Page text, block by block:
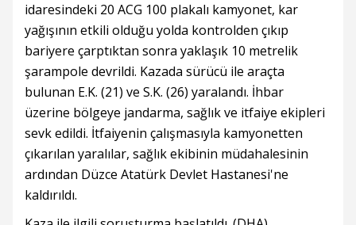
idaresindeki 20 ACG 100 plakalı kamyonet, kar
yağışının etkili olduğu yolda kontrolden çıkıp
bariyere çarptıktan sonra yaklaşık 10 metrelik
şarampole devrildi. Kazada sürücü ile araçta
bulunan E.K. (21) ve S.K. (26) yaralandı. İhbar
üzerine bölgeye jandarma, sağlık ve itfaiye ekipleri
sevk edildi. İtfaiyenin çalışmasıyla kamyonetten
çıkarılan yaralılar, sağlık ekibinin müdahalesinin
ardından Düzce Atatürk Devlet Hastanesi'ne
kaldırıldı.